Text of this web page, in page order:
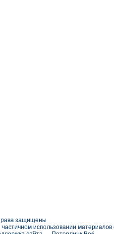
защищены
использовании